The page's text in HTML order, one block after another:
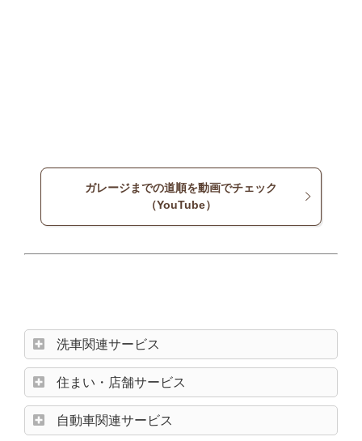
ガレージまでの道順を動画でチェック
（YouTube）
洗車関連サービス
住まい・店舗サービス
自動車関連サービス